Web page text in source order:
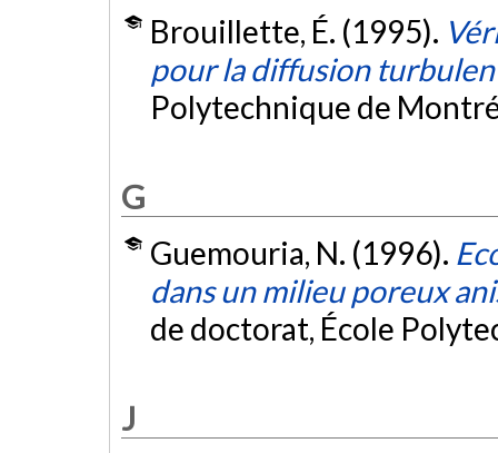
Brouillette, É. (1995).
pour la diffusion
Polytechnique de
G
Guemouria, N. (1996).
dans un milieu poreux
de doctorat, École
J